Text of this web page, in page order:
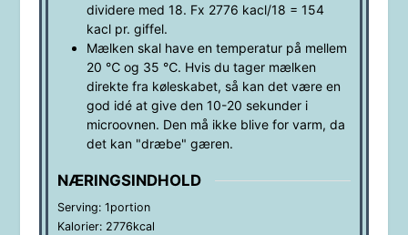
dividere med 18. Fx 2776 kacl/18 = 154
kacl pr. giffel.
Mælken skal have en temperatur på mellem
20 ℃ og 35 ℃. Hvis du tager mælken
direkte fra køleskabet, så kan det være en
god idé at give den 10-20 sekunder i
microovnen. Den må ikke blive for varm, da
det kan "dræbe" gæren.
NÆRINGSINDHOLD
Serving: 1portion
Kalorier: 2776kcal